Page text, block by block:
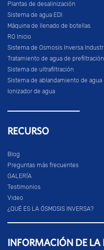
Plantas de desalinización
Sistema de agua EDI
Máquina de llenado de botellas
RO Inicio
Sistema de Osmosis Inversa
Tratamiento de agua de prefiltración
Sistema de ultrafiltración
Sistema de ablandamiento de agua
Ionizador de agua
RECURSO
Blog
Preguntas más frecuentes
GALERÍA
Testimonios
Video
¿QUÉ ES LA ÓSMOSIS INVERSA?
INFORMACIÓN DE LA